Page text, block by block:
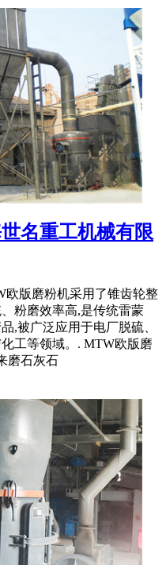
名重工机械有限
欧版磨粉机采用了锥齿轮整
粉磨效率高,是传统雷蒙
,被广泛应用于电厂脱硫、
工等领域。. MTW欧版磨
磨石灰石